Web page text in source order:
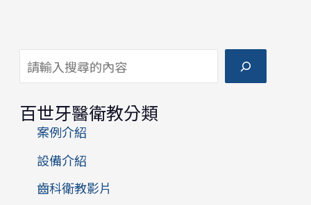
搜尋
百世牙醫衛教分類
案例介紹
設備介紹
齒科衛教影片